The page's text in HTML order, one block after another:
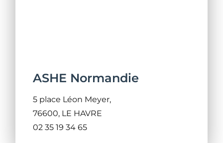
ASHE Normandie
5 place Léon Meyer,
76600, LE HAVRE
02 35 19 34 65